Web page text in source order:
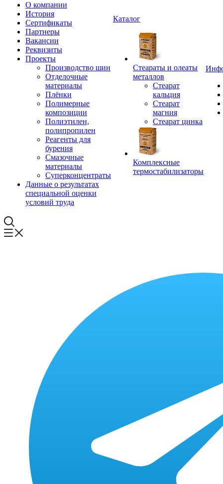
О компании
История
Сертификаты
Партнеры
Вакансии
Реквизиты
Проекты
Производство шин
Отделочные
материалы
Плёнки
Полимерные
композиции
Полиэтилен,
полипропилен
Реагенты для
бурения
Смазочные
материалы
Суперконцентраты
Данные о результатах
специальной оценки
условий труда
Каталог
Стеараты и олеаты
металлов
Стеарат
кальция
Стеарат
магния
Стеарат цинка
Комплексные
термостабилизаторы